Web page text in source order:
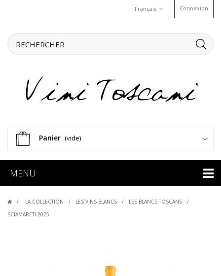
Connexion
Français
Panier (vide)
MENU
LA COLLECTION LES VINS BLANCS
LES BLANCS TOSCANS
SCIAMARETI 2025